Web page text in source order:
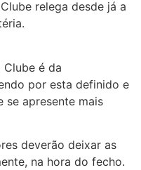
relega desde já a
é da
por esta definido e
se apresente mais
deverão deixar as
na hora do fecho.